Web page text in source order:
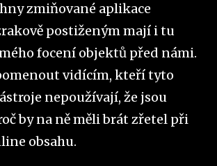
zmiňované aplikace
postiženým mají i tu
focení objektů před námi.
vidícím, kteří tyto
nepoužívají, že jsou
by na ně měli brát zřetel při
obsahu.